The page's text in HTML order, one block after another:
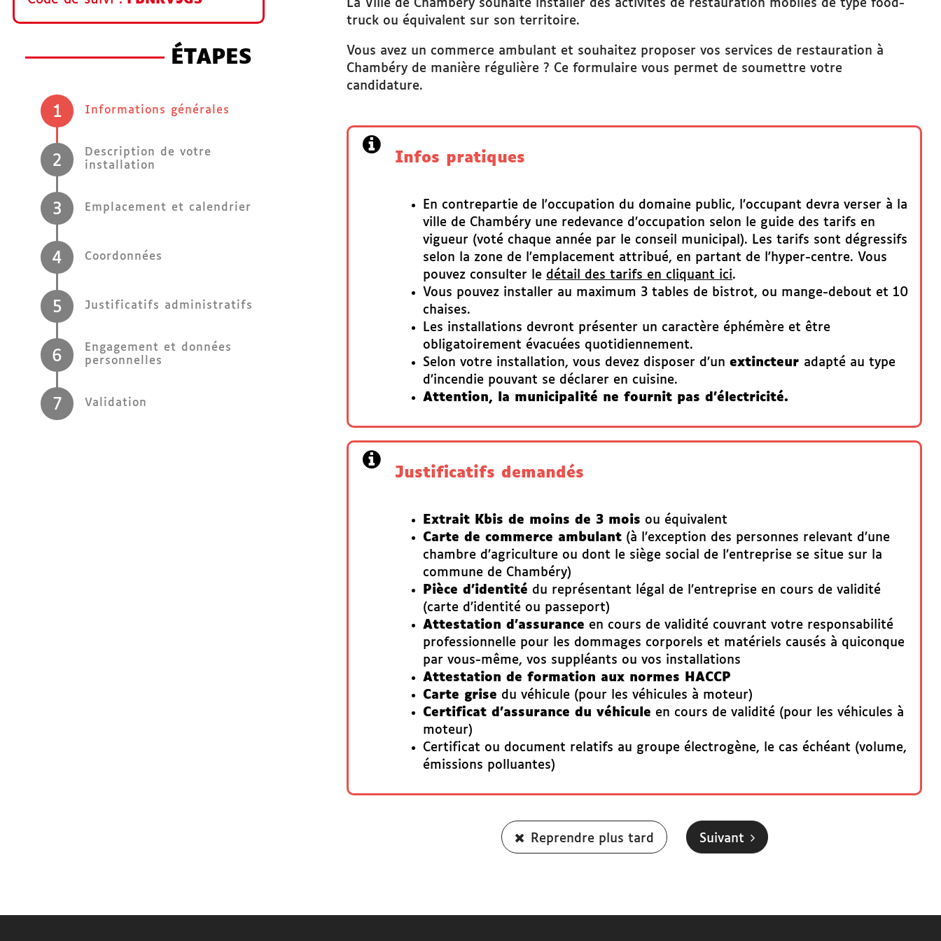
ÉTAPES
1 Informations générales
2
Description de votre
installation
3 Emplacement et calendrier
4 Coordonnées
5 Justificatifs administratifs
6
Engagement et données
personnelles
7 Validation
La Ville de Chambéry souhaite installer des activités de restauration mobiles de type food-
truck ou équivalent sur son territoire.
Vous avez un commerce ambulant et souhaitez proposer vos services de restauration à
Chambéry de manière régulière ? Ce formulaire vous permet de soumettre votre
candidature.
Infos pratiques
En contrepartie de l'occupation du domaine public, l’occupant devra verser à la
ville de Chambéry une redevance d’occupation selon le guide des tarifs en
vigueur (voté chaque année par le conseil municipal). Les tarifs sont dégressifs
selon la zone de l'emplacement attribué, en partant de l'hyper-centre. Vous
pouvez consulter le détail des tarifs en cliquant ici.
Vous pouvez installer au maximum 3 tables de bistrot, ou mange-debout et 10
chaises.
Les installations devront présenter un caractère éphémère et être
obligatoirement évacuées quotidiennement.
Selon votre installation, vous devez disposer d’un extincteur adapté au type
d’incendie pouvant se déclarer en cuisine.
Attention, la municipalité ne fournit pas d'électricité.
Justificatifs demandés
Extrait Kbis de moins de 3 mois ou équivalent
Carte de commerce ambulant (à l’exception des personnes relevant d’une
chambre d’agriculture ou dont le siège social de l’entreprise se situe sur la
commune de Chambéry)
Pièce d’identité du représentant légal de l’entreprise en cours de validité
(carte d’identité ou passeport)
Attestation d'assurance en cours de validité couvrant votre responsabilité
professionnelle pour les dommages corporels et matériels causés à quiconque
par vous-même, vos suppléants ou vos installations
Attestation de formation aux normes HACCP
Carte grise du véhicule (pour les véhicules à moteur)
Certificat d’assurance du véhicule en cours de validité (pour les véhicules à
moteur)
Certificat ou document relatifs au groupe électrogène, le cas échéant (volume,
émissions polluantes)
Suivant
Reprendre plus tard